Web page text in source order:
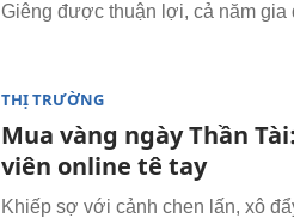
Giêng được thuận lợi, cả năm
THỊ TRƯỜNG
Mua vàng ngày Thần
viên online tê tay
Khiếp sợ với cảnh chen lấn, xô